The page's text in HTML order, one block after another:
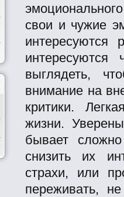
свои и чужие
интересуются
интересуются
выглядеть,
внимание на
критики.
жизни.
бывает
снизить их
страхи, или
переживать,